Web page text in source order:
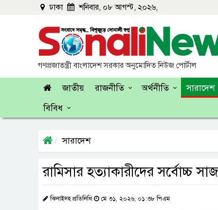
ঢাকা শনিবার, ০৮ আগস্ট, ২০২৬,
গণপ্রজাতন্ত্রী বাংলাদেশ সরকার অনুমোদিত নিউজ পোর্টাল
জাতীয় রাজনীতি অর্থনীতি
সারাদেশ
বিবিধ
সারাদেশ
রামিসার হত্যাকারীদের সর্বোচ্চ
ঝিনাইদহ প্রতিনিধি মে ৩১, ২০২৬, ০১:৩৮ পিএম